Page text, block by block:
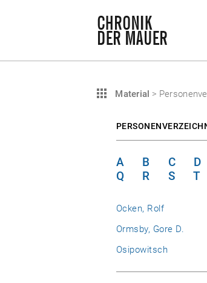
Material >
A B C D
Q
R S T
Ocken, Rolf
Ormsby, Gore D.
Osipowitsch